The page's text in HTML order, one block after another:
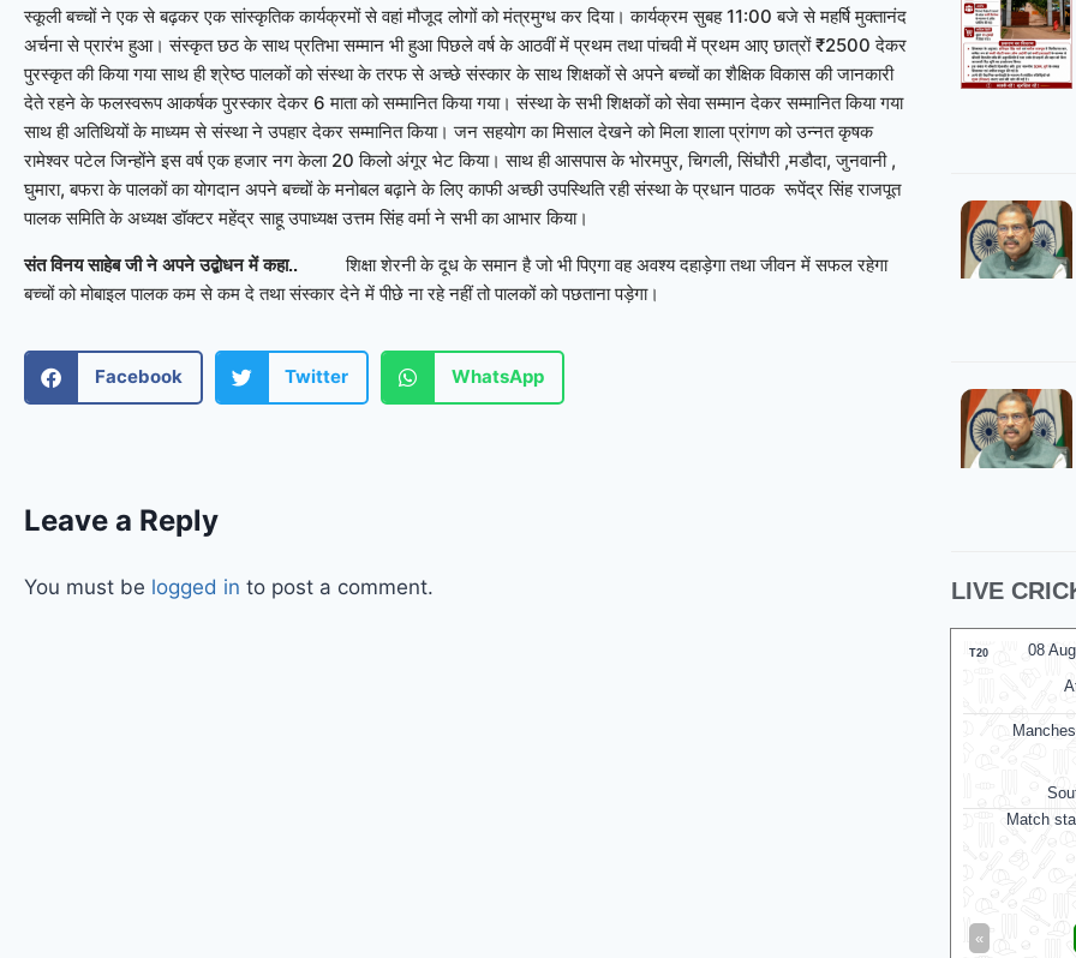
स्कूली बच्चों ने एक से बढ़कर एक सांस्कृतिक कार्यक्रमों से वहां मौजूद लोगों को मंत्रमुग्ध कर दिया। कार्यक्रम सुबह 11:00 बजे से महर्षि मुक्तानंद
अर्चना से प्रारंभ हुआ। संस्कृत छठ के साथ प्रतिभा सम्मान भी हुआ पिछले वर्ष के आठवीं में प्रथम तथा पांचवी में प्रथम आए छात्रों ₹2500 देकर
पुरस्कृत की किया गया साथ ही श्रेष्ठ पालकों को संस्था के तरफ से अच्छे संस्कार के साथ शिक्षकों से अपने बच्चों का शैक्षिक विकास की जानकारी
देते रहने के फलस्वरूप आकर्षक पुरस्कार देकर 6 माता को सम्मानित किया गया।संस्था के सभी शिक्षकों को सेवा सम्मान देकर सम्मानित किया गया
साथ ही अतिथियों के माध्यम से संस्था ने उपहार देकर सम्मानित किया। जन सहयोग का मिसाल देखने को मिला शाला प्रांगण को उन्नत कृषक
रामेश्वर पटेल जिन्होंने इस वर्ष एक हजार नग केला 20 किलो अंगूर भेट किया।साथ ही आसपास के भोरमपुर, चिगली, सिंघौरी ,मडौदा, जुनवानी ,
घुमारा, बफरा के पालकों का योगदान अपने बच्चों के मनोबल बढ़ाने के लिए काफी अच्छी उपस्थिति रही संस्था के प्रधान पाठक रूपेंद्र सिंह राजपूत
पालक समिति के अध्यक्ष डॉक्टर महेंद्र साहू उपाध्यक्ष उत्तम सिंह वर्मा ने सभी का आभार किया।
संत विनय साहेब जी ने अपने उद्बोधन में कहा.. शिक्षा शेरनी के दूध के समान है जो भी पिएगा वह अवश्य दहाड़ेगा तथा जीवन में सफल रहेगा
बच्चों को मोबाइल पालक कम से कम दे तथा संस्कार देने में पीछे ना रहे नहीं तो पालकों को पछताना पड़ेगा।
Facebook Twitter WhatsApp
Leave a Reply
You must be logged in to post a comment. LIVE
08
T20
Match
«